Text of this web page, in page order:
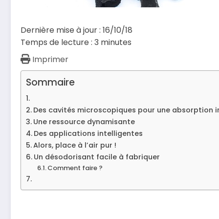
Dernière mise à jour : 16/10/18
Temps de lecture : 3 minutes
Imprimer
Sommaire
Des cavités microscopiques pour une absorption
Une ressource dynamisante
Des applications intelligentes
Alors, place à l’air pur !
Un désodorisant facile à fabriquer
Comment faire ?